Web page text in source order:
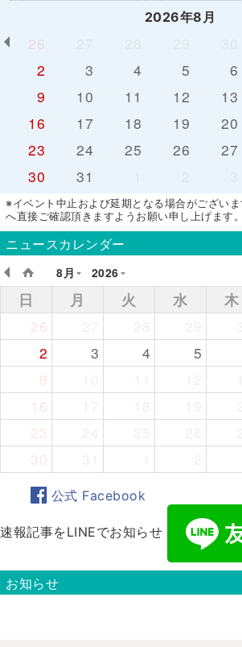
2026年8月
26
2
3 4 5 6
9
10 11 12 13
16
17 18 19 20
23
24 25 26 27
30
31
※イベント中止および延期となる場合がござい
へ直接ご確認頂きますようお願い申し上げます。
ニュースカレンダー
8月
2026
日 月 火 水 木
26
2
3 4 5
9
16
23
30
公式 Facebook
速報記事をLINEでお知らせ
お知らせ